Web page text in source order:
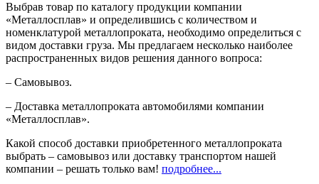
Выбрав товар по каталогу продукции компании
«Металлосплав» и определившись с количеством и
номенклатурой металлопроката, необходимо определиться с
видом доставки груза. Мы предлагаем несколько наиболее
распространенных видов решения данного вопроса:
– Самовывоз.
– Доставка металлопроката автомобилями компании
«Металлосплав».
Какой способ доставки приобретенного металлопроката
выбрать – самовывоз или доставку транспортом нашей
компании – решать только вам! подробнее...